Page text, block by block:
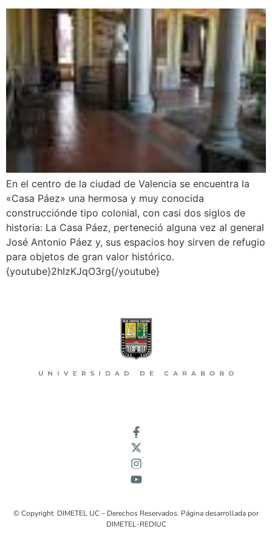
En el centro de la ciudad de Valencia se encuentra la
«Casa Páez» una hermosa y muy conocida
construcciónde tipo colonial, con casi dos siglos de
historia: La Casa Páez, perteneció alguna vez al general
José Antonio Páez y, sus espacios hoy sirven de refugio
para objetos de gran valor histórico.
{youtube}2hIzKJqO3rg{/youtube}
© Copyright DIMETEL UC – Derechos Reservados. Página desarrollada por
DIMETEL-REDIUC